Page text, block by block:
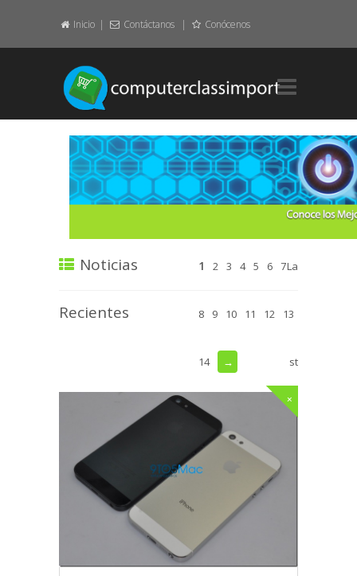
Inicio Contáctanos Conócenos
Home.
Layout.
Element.
Noticias
Recientes
1 2 3 4 5 6 7
8 9 10 11 12 13
14 →
La
st
+